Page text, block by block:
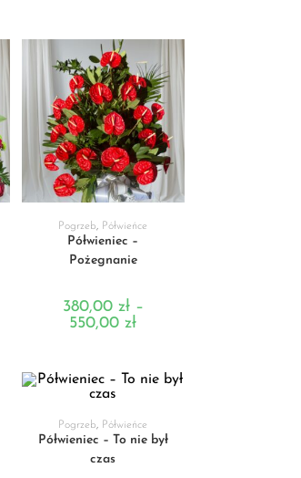
WYBIERZ OPCJE
Pogrzeb, Półwieńce
Półwieniec –
Pożegnanie
380,00 zł –
550,00zł
WYBIERZ OPCJE
Pogrzeb, Półwieńce
Półwieniec – To nie był
czas